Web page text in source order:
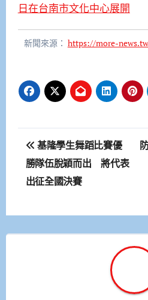
日在台南市文化中心展開
新聞來源： https://more-
文
章
導
覽
基隆學生舞蹈比賽優
勝隊伍脫穎而出 將代表
出征全國決賽